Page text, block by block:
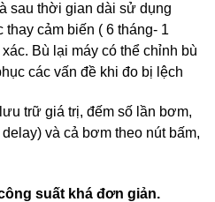
sau thời gian dài sử dụng
cảm biến ( 6 tháng- 1
Bù lại máy có thể chỉnh bù
các vấn đề khi đo bị lệch
trữ giá trị, đếm số lần bơm,
và cả bơm theo nút bấm,
suất khá đơn giản.